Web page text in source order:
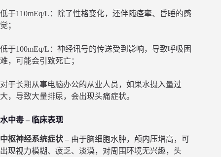
低于110mEq/L：除了性格变化，还伴随痉挛、昏睡的感
觉；
低于100mEq/L：神经讯号的传送受到影响，导致呼吸困
难，可能会引致死亡；
对于长期从事电脑办公的从业人员，如果水摄入量过
大，导致大量排尿，会出现头痛症状。
水中毒 – 临床表现
中枢神经系统症状 – 由于脑细胞水肿，颅内压增高，可
出现视力模糊、疲乏、淡漠，对周围环境无兴趣，头